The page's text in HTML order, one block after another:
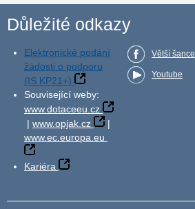
Důležité odkazy
Elektronické podání
žádosti o podporu
(IS KP21+)
Související weby:
www.dotaceeu.cz
| www.opjak.cz
|
www.ec.europa.eu
Kariéra
Větší šance
Youtube